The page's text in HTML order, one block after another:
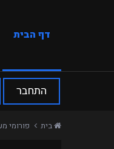
דף הבית
התחבר
בית פורומי